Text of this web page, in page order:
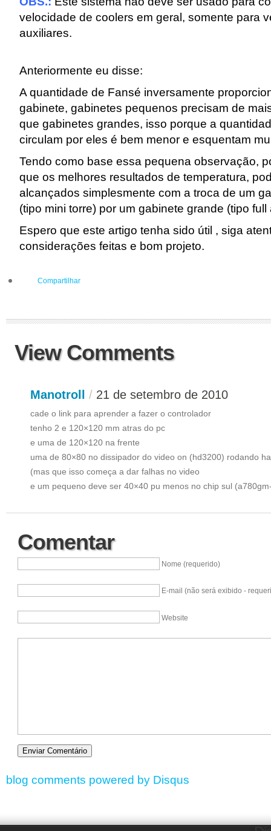
velocidade de coolers em geral, somente para
auxiliares.
Anteriormente eu disse:
A quantidade de Fansé inversamente
gabinete, gabinetes pequenos precisam de
que gabinetes grandes, isso porque a
circulam por eles é bem menor e esquentam
Tendo como base essa pequena observação,
que os melhores resultados de temperatura,
alcançados simplesmente com a troca de um
(tipo mini torre) por um gabinete grande (tipo full
Espero que este artigo tenha sido útil , siga
considerações feitas e bom projeto.
Compartilhar
View Comments
Manotroll / 21 de setembro de 2010
cade o link para aprender a fazer o controlador
tenho 2 e 120×120 mm atras do pc
e uma de 120×120 na frente
uma de 80×80 no dissipador do video on (hd3200) rodando
(mas que isso começa a dar falhas no video
e um pequeno deve ser 40×40 pu menos no chip sul
Comentar
Nome (requerido)
E-mail (não será exibido -
Website
blog comments powered by Disqus